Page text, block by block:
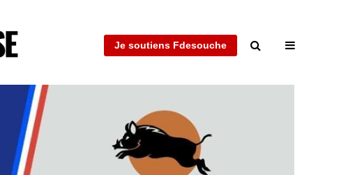
Je soutiens Fdesouche